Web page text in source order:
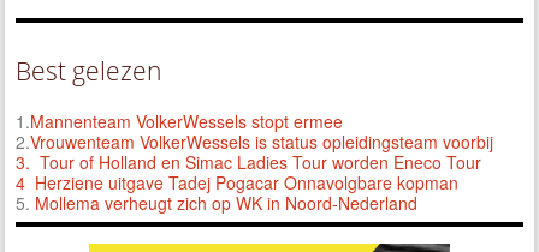
Best gelezen
1.Mannenteam VolkerWessels stopt ermee
2.Vrouwenteam VolkerWessels is status opleidingsteam voorbij
3. Tour of Holland en Simac Ladies Tour worden Eneco Tour
4 Herziene uitgave Tadej Pogacar Onnavolgbare kopman
5. Mollema verheugt zich op WK in Noord-Nederland